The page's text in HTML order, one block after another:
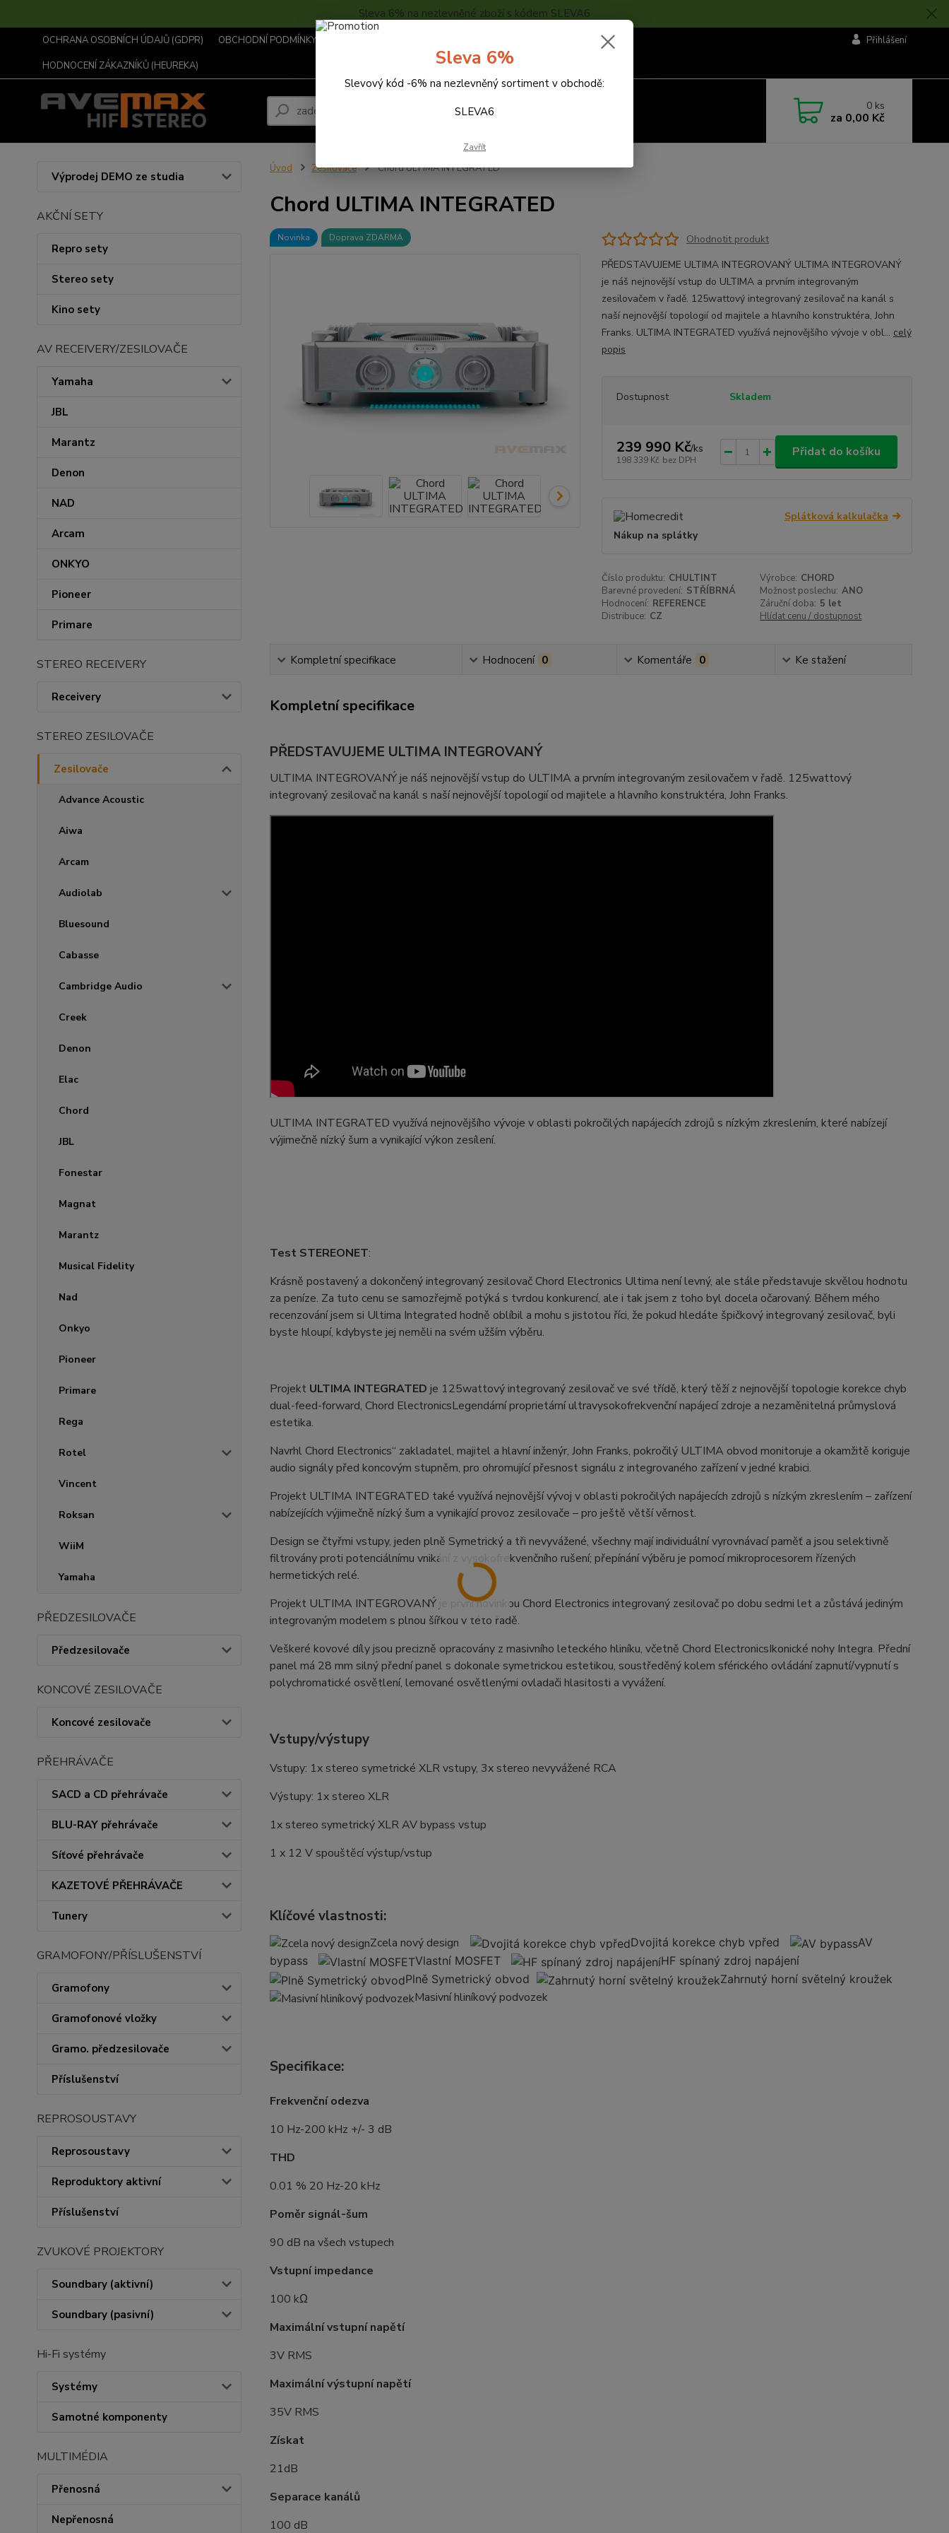
Sleva 6% na nezlevněné zboží s kódem SLEVA6
OCHRANA OSOBNÍCH ÚDAJŮ (GDPR) OBCHODNÍ PODMÍNKY ...
HODNOCENÍ ZÁKAZNÍKŮ (HEUREKA)
Přihlášení
Hledat 0 ks
za 0,00 Kč
Výprodej DEMO ze studia
AKČNÍ SETY
Repro sety
Stereo sety
Kino sety
AV RECEIVERY/ZESILOVAČE
Yamaha
JBL
Marantz
Denon
NAD
Arcam
ONKYO
Pioneer
Primare
STEREO RECEIVERY
Receivery
STEREO ZESILOVAČE
Zesilovače
Advance Acoustic
Aiwa
Arcam
Audiolab
Bluesound
Cabasse
Cambridge Audio
Creek
Denon
Elac
Chord
JBL
Fonestar
Magnat
Marantz
Musical Fidelity
Nad
Onkyo
Pioneer
Primare
Rega
Rotel
Vincent
Roksan
WiiM
Yamaha
PŘEDZESILOVAČE
Předzesilovače
KONCOVÉ ZESILOVAČE
Koncové zesilovače
PŘEHRÁVAČE
SACD a CD přehrávače
BLU-RAY přehrávače
Síťové přehrávače
KAZETOVÉ PŘEHRÁVAČE
Tunery
GRAMOFONY/PŘÍSLUŠENSTVÍ
Gramofony
Gramofonové vložky
Gramo. předzesilovače
Příslušenství
REPROSOUSTAVY
Reprosoustavy
Reproduktory aktivní
Příslušenství
ZVUKOVÉ PROJEKTORY
Soundbary (aktivní)
Soundbary (pasivní)
Hi-Fi systémy
Systémy
Samotné komponenty
MULTIMÉDIA
Přenosná
Nepřenosná
Úvod Zesilovače Chord ULTIMA INTEGRATED
Chord ULTIMA INTEGRATED
Novinka Doprava ZDARMA
Ohodnotit produkt
PŘEDSTAVUJEME ULTIMA INTEGROVANÝ ULTIMA INTEGROVANÝ
je náš nejnovější vstup do ULTIMA a prvním integrovaným
zesilovačem v řadě. 125wattový integrovaný zesilovač na kanál s
naší nejnovější topologií od majitele a hlavního konstruktéra, John
Franks. ULTIMA INTEGRATED využívá nejnovějšího vývoje v obl... celý
popis
Dostupnost Skladem
239 990 Kč/ks
198 339 Kč bez DPH
Přidat do košíku
Splátková kalkulačka
Nákup na splátky
Číslo produktu: CHULTINT Výrobce: CHORD
Barevné provedení: STŘÍBRNÁ Možnost poslechu: ANO
Hodnocení: REFERENCE Záruční doba: 5 let
Distribuce: CZ Hlídat cenu / dostupnost
Kompletní specifikace Hodnocení 0 Komentáře 0 Ke stažení
Kompletní specifikace
PŘEDSTAVUJEME ULTIMA INTEGROVANÝ
ULTIMA INTEGROVANÝ je náš nejnovější vstup do ULTIMA a prvním integrovaným zesilovačem v řadě. 125wattový
integrovaný zesilovač na kanál s naší nejnovější topologií od majitele a hlavního konstruktéra, John Franks.
ULTIMA INTEGRATED využívá nejnovějšího vývoje v oblasti pokročilých napájecích zdrojů s nízkým zkreslením, které nabízejí
výjimečně nízký šum a vynikající výkon zesílení.
Test STEREONET:
Krásně postavený a dokončený integrovaný zesilovač Chord Electronics Ultima není levný, ale stále představuje skvělou hodnotu
za peníze. Za tuto cenu se samozřejmě potýká s tvrdou konkurencí, ale i tak jsem z toho byl docela očarovaný. Během mého
recenzování jsem si Ultima Integrated hodně oblíbil a mohu s jistotou říci, že pokud hledáte špičkový integrovaný zesilovač, byli
byste hloupí, kdybyste jej neměli na svém užším výběru.
Projekt ULTIMA INTEGRATED je 125wattový integrovaný zesilovač ve své třídě, který těží z nejnovější topologie korekce chyb
dual-feed-forward, Chord ElectronicsLegendární proprietární ultravysokofrekvenční napájecí zdroje a nezaměnitelná průmyslová
estetika.
Navrhl Chord Electronics“ zakladatel, majitel a hlavní inženýr, John Franks, pokročilý ULTIMA obvod monitoruje a okamžitě koriguje
audio signály před koncovým stupněm, pro ohromující přesnost signálu z integrovaného zařízení v jedné krabici.
Projekt ULTIMA INTEGRATED také využívá nejnovější vývoj v oblasti pokročilých napájecích zdrojů s nízkým zkreslením – zařízení
nabízejících výjimečně nízký šum a vynikající provoz zesilovače – pro ještě větší věrnost.
Design se čtyřmi vstupy, jeden plně Symetrický a tři nevyvážené, všechny mají individuální vyrovnávací paměť a jsou selektivně
filtrovány proti potenciálnímu vnikání z vysokofrekvenčního rušení; přepínání výběru je pomocí mikroprocesorem řízených
hermetických relé.
Projekt ULTIMA INTEGROVANÝ je první novinkou Chord Electronics integrovaný zesilovač po dobu sedmi let a zůstává jediným
integrovaným modelem s plnou šířkou v této řadě.
Veškeré kovové díly jsou precizně opracovány z masivního leteckého hliníku, včetně Chord ElectronicsIkonické nohy Integra. Přední
panel má 28 mm silný přední panel s dokonale symetrickou estetikou, soustředěný kolem sférického ovládání zapnutí/vypnutí s
polychromatické osvětlení, lemované osvětlenými ovladači hlasitosti a vyvážení.
Vstupy/výstupy
Vstupy: 1x stereo symetrické XLR vstupy, 3x stereo nevyvážené RCA
Výstupy: 1x stereo XLR
1x stereo symetrický XLR AV bypass vstup
1 x 12 V spouštěcí výstup/vstup
Klíčové vlastnosti:
Zcela nový design Dvojitá korekce chyb vpřed
AV
bypass
Vlastní MOSFET
HF spínaný zdroj napájení
Plně Symetrický obvod
Zahrnutý horní světelný kroužek
Masivní hliníkový podvozek
Specifikace:
Frekvenční odezva
10 Hz-200 kHz +/- 3 dB
THD
0.01 % 20 Hz-20 kHz
Poměr signál-šum
90 dB na všech vstupech
Vstupní impedance
100 kΩ
Maximální vstupní napětí
3V RMS
Maximální výstupní napětí
35V RMS
Získat
21dB
Separace kanálů
100 dB
Sleva 6%
Slevový kód -6% na nezlevněný sortiment v obchodě:
SLEVA6
Zavřít